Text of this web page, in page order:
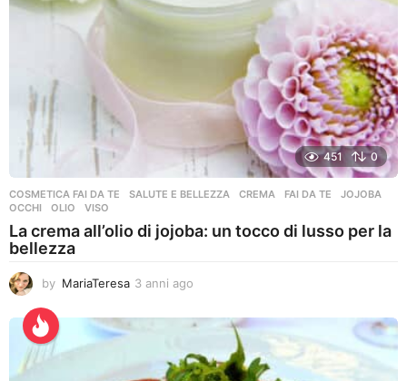
451 0
COSMETICA FAI DA TE ,SALUTE E BELLEZZA CREMA ,FAI DA TE ,JOJOBA
OCCHI
,OLIO ,VISO
La crema all’olio di jojoba: un tocco di lusso per la
bellezza
by MariaTeresa 3 anni ago
n
i
a